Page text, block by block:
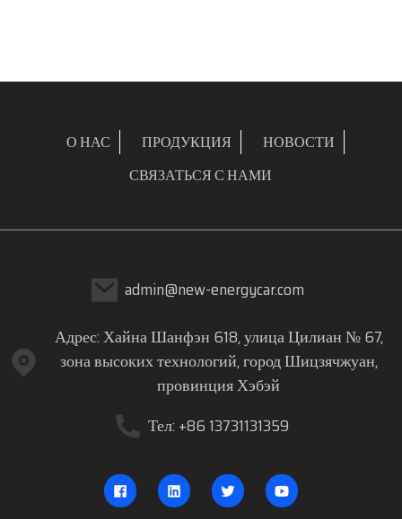
О НАС ПРОДУКЦИЯ
НОВОСТИ
СВЯЗАТЬСЯ С НАМИ
admin@new-energycar.com
Адрес: Хайна Шанфэн 618, улица Цилиан № 67,
зона высоких технологий, город Шицзячжуан,
провинция Хэбэй
Тел: +86 13731131359